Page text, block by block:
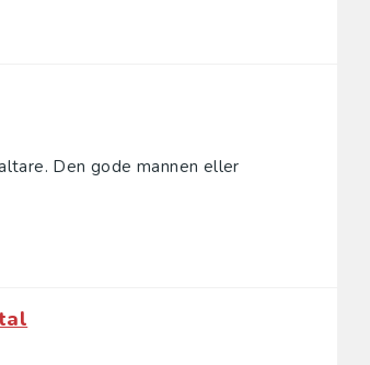
Den gode mannen eller